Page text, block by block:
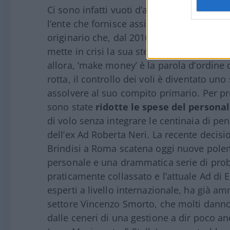
Ci sono infatti vuoti d’aria che provocano
l’ente che fornisce assistenza al volo
originario che, dal 2016, quando l’ente
mette in crisi la sua stessa missione di
allora, ‘make money’ è la parola
rotta, il controllo dei voli è diventato
assolvere al suo compito primario. Per
sono state ridotte le spese del
di volo senza integrare le centinaia di
dell’ex Ad Roberta Neri. La recente
Brindisi a Roma scatena oggi nuove
personale e una drammatica serie di
praticamente collassato e l’attuale Ad di
esperti a livello internazionale, ha già
settore Vincenzo Smorto, che molti
dalle ceneri di una gestione a dir poco